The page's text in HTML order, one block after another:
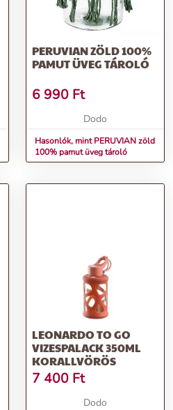
PERUVIAN ZÖLD 100%
PAMUT ÜVEG TÁROLÓ
6 990 Ft
Dodo
Hasonlók, mint PERUVIAN zöld
100% pamut üveg tároló
LEONARDO TO GO
VIZESPALACK 350ML
KORALLVÖRÖS
7 400 Ft
Dodo